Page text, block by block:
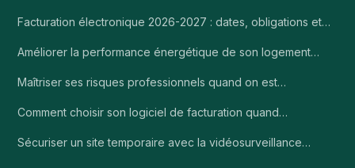
Facturation électronique 2026-2027 : dates, obligations et…
Améliorer la performance énergétique de son logement…
Maîtriser ses risques professionnels quand on est…
Comment choisir son logiciel de facturation quand…
Sécuriser un site temporaire avec la vidéosurveillance…